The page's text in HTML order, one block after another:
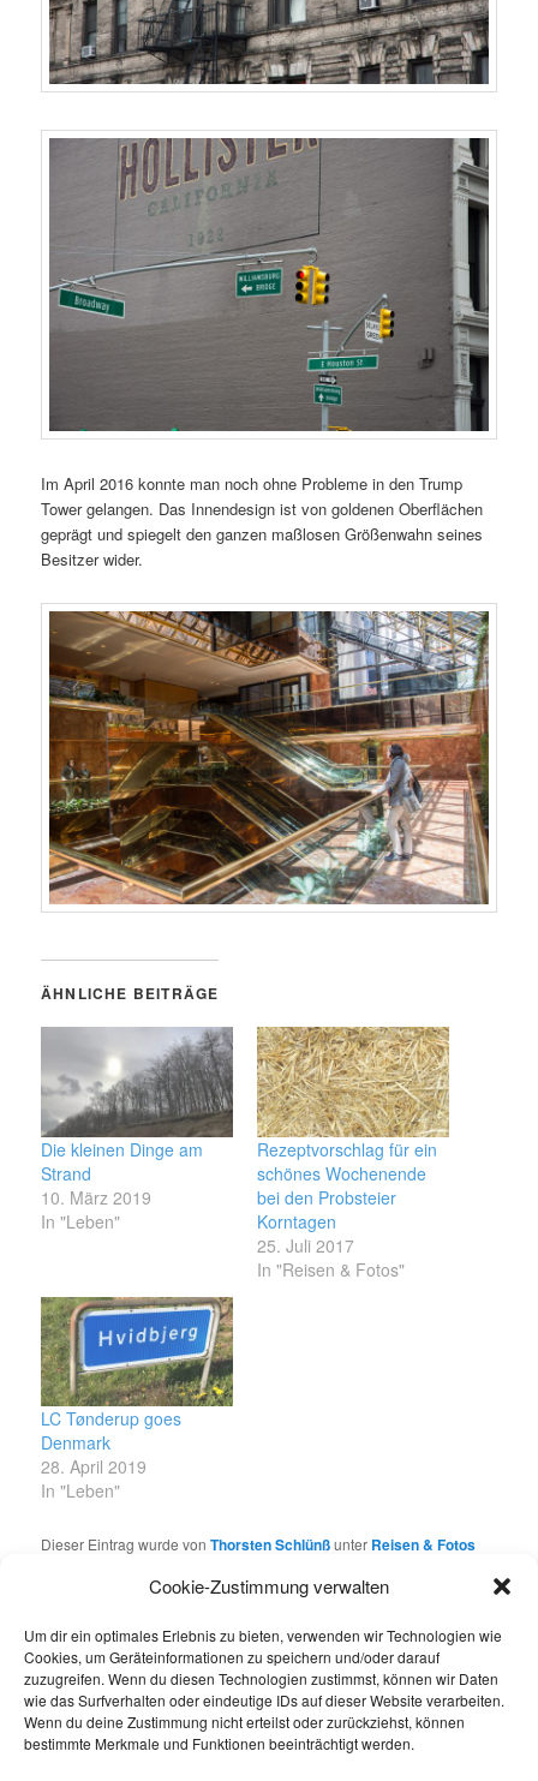
Cookie-Zustimmung verwalten
Um dir ein optimales Erlebnis zu bieten, verwenden wir Technologien wie
Cookies, um Geräteinformationen zu speichern und/oder darauf
zuzugreifen. Wenn du diesen Technologien zustimmst, können wir Daten
wie das Surfverhalten oder eindeutige IDs auf dieser Website verarbeiten.
Wenn du deine Zustimmung nicht erteilst oder zurückziehst, können
bestimmte Merkmale und Funktionen beeinträchtigt werden.
Im April 2016 konnte man noch ohne Probleme in den Trump
Tower gelangen. Das Innendesign ist von goldenen Oberflächen
geprägt und spiegelt den ganzen maßlosen Größenwahn seines
Besitzer wider.
ÄHNLICHE BEITRÄGE
Die kleinen Dinge am
Strand
10. März 2019
In "Leben"
Rezeptvorschlag für ein
schönes Wochenende
bei den Probsteier
Korntagen
25. Juli 2017
In "Reisen & Fotos"
LC Tønderup goes
Denmark
28. April 2019
In "Leben"
Dieser Eintrag wurde vonThorsten Schlünßunter Reisen & Fotos
Über Thorsten Schlünß
Das Leben im Allgemeinen und die kleinen und
großen Glücksmomente darin, Reisen, Fotografie,
die Gesellschaft, Netzthemen, Social Media und
meine für mich neu gefundene Traumstadt